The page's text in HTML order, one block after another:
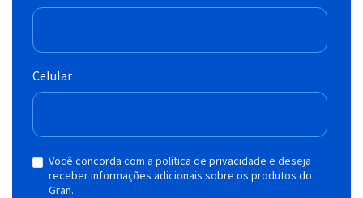
Celular
Você concorda com a política de privacidade e deseja
receber informações adicionais sobre os produtos do
Gran.